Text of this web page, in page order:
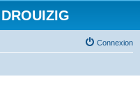
Connexion